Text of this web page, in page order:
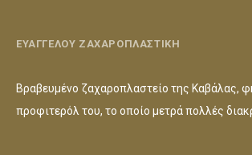
ΕΥΑΓΓΕΛΟΥ ΖΑΧΑΡΟΠΛΑΣΤΙΚΗ
Βραβευμένο ζαχαροπλαστείο της Καβάλας,
προφιτερόλ του, το οποίο μετρά πολλές